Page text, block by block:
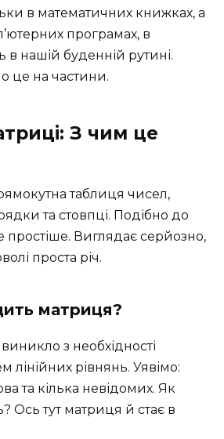
в математичних книжках, а
програмах, в
в нашій буденній рутині.
це на частини.
З чим це
таблиця чисел,
та стовпці. Подібно до
простіше. Виглядає серйозно,
проста річ.
матриця?
з необхідності
лінійних рівнянь. Уявімо:
та кілька невідомих. Як
Ось тут матриця й стає в